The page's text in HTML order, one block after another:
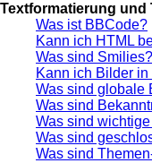
Textformatierung und
Was ist BBCode?
Kann ich HTML
Was sind Smilies?
Kann ich Bilder
Was sind globale
Was sind
Was sind
Was sind
Was sind